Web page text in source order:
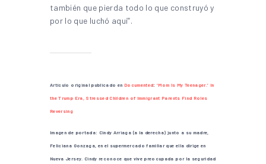
también que pierda todo lo que construyó y
por lo que luchó aquí”.
Artículo original publicado en Documented:‘Mom Is My Teenager.’ In
the Trump Era, Stressed Children of Immigrant Parents Find Roles
Reversing
Imagen de portada: Cindy Arriaga (a la derecha) junto a su madre,
Feliciana Gonzaga, en el supermercado familiar que ella dirige en
Nueva Jersey. Cindy reconoce que vive preocupada por la seguridad